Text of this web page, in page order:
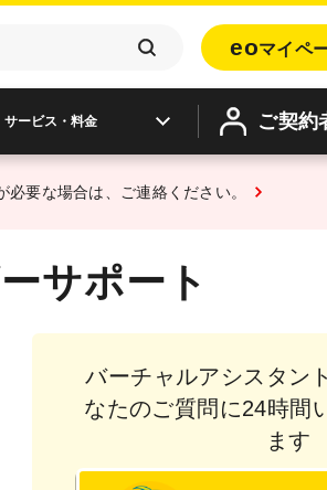
eoマイペ
サービス・料金 ご契約
要な場合は、ご連絡ください。
サポート
バーチャルアシスタン
なたのご質問に24時間
ます